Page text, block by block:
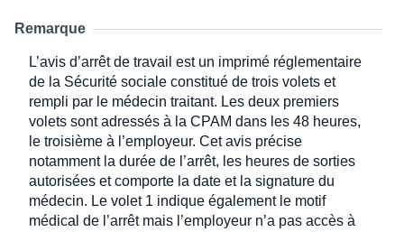
Remarque
L’avis d’arrêt de travail est un imprimé réglementaire
de la Sécurité sociale constitué de trois volets et
rempli par le médecin traitant. Les deux premiers
volets sont adressés à la CPAM dans les 48 heures,
le troisième à l’employeur. Cet avis précise
notamment la durée de l’arrêt, les heures de sorties
autorisées et comporte la date et la signature du
médecin. Le volet 1 indique également le motif
médical de l’arrêt mais l’employeur n’a pas accès à